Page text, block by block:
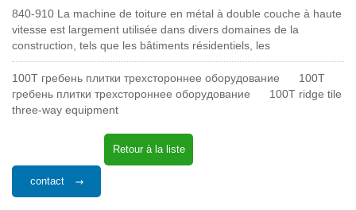
840-910 La machine de toiture en métal à double couche à haute
vitesse est largement utilisée dans divers domaines de la
construction, tels que les bâtiments résidentiels, les
100T гребень плитки трехстороннее оборудование
100T
гребень плитки трехстороннее оборудование
100T ridge tile
three-way equipment
contact
Retour à la liste